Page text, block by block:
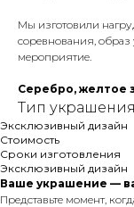
Мы изготовили
соревнования, образ
мероприятие.
Серебро, желтое
Тип
Эксклюзивный дизайн
Стоимость
Сроки изготовления
Эксклюзивный дизайн
Ваше украшение —
Представьте момент,